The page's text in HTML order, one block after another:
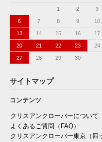
1 2 3
6 7 8 9 10
13 14 15 16 17
20 21 22 23 24
27 28 29 30
サイトマップ
コンテンツ
クリスアンクローバーについて
よくあるご質問（FAQ）
クリスアンクローバー東京（四